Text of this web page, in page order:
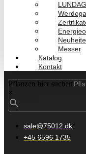
Messer
Katalog
Kontakt
Pflanzen hier suchen
×
sale@75012.dk
+45 6596 1735